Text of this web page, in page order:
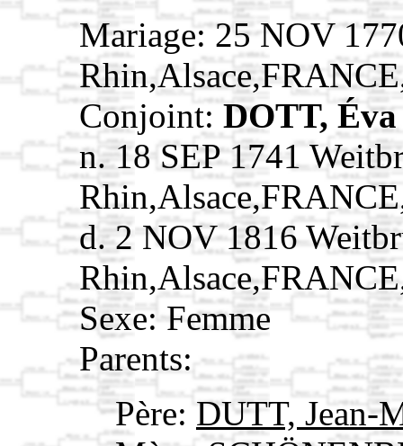
Mariage: 25 NOV
Conjoint: DOTT,
n. 18 SEP 1741
d. 2 NOV 1816
Sexe: Femme
Parents:
Père: DUTT, Jean-